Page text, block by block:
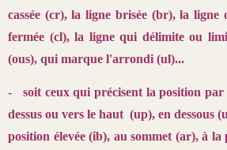
cassée (cr), la ligne brisée (br), la
fermée (cl), la ligne qui délimite ou
(ous), qui marque l'arrondi (ul)...
- soit ceux qui précisent la position
dessus ou vers le haut (up), en dessous
position élevée (ib), au sommet (ar), à